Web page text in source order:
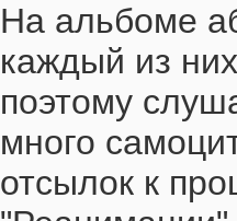
На альбоме
каждый из
поэтому
много
отсылок к